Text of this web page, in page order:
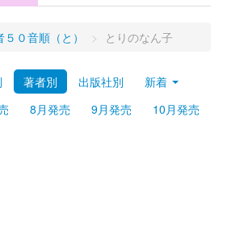
０音順（と） > とりのなん子
著者別 出版社別
新着
8月発売 9月発売 10月発売